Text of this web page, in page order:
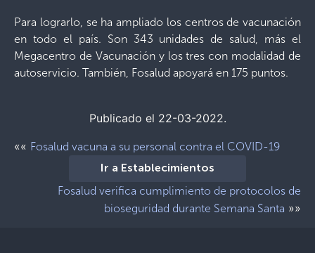
Para lograrlo, se ha ampliado los centros de vacunación
en todo el país. Son 343 unidades de salud, más el
Megacentro de Vacunación y los tres con modalidad de
autoservicio. También, Fosalud apoyará en 175 puntos.
Publicado el 22-03-2022.
«« Fosalud vacuna a su personal contra el COVID-19
Ir a Establecimientos
Fosalud verifica cumplimiento de protocolos de
bioseguridad durante Semana Santa »»